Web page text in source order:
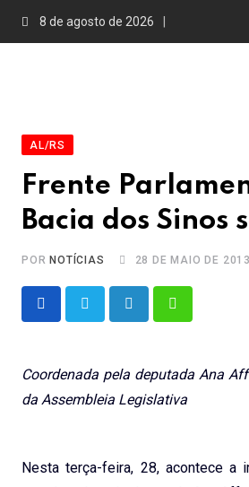
8 de agosto de 2026
AL/RS
Frente
Bacia dos
PORNOTÍCIAS 28 DE MAIO DE 2013
LinkedInWhatsapp
Coordenada pela deputada Ana
da Assembleia Legislativa
Nesta terça-feira, 28, acontece a